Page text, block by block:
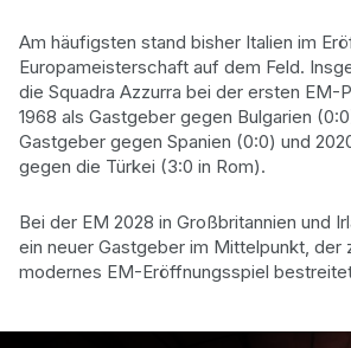
Am häufigsten stand bisher Italien im
Europameisterschaft auf dem Feld.
die Squadra Azzurra bei der ersten EM-
1968 als Gastgeber gegen Bulgarien
Gastgeber gegen Spanien (0:0) und
gegen die Türkei (3:0 in Rom).
Bei der EM 2028 in Großbritannien und
ein neuer Gastgeber im Mittelpunkt, der
modernes EM-Eröffnungsspiel